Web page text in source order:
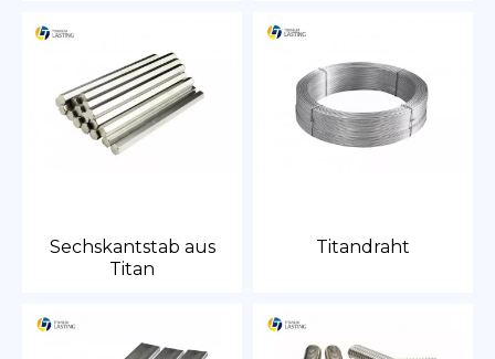
Sechskantstab aus
Titan
Titandraht